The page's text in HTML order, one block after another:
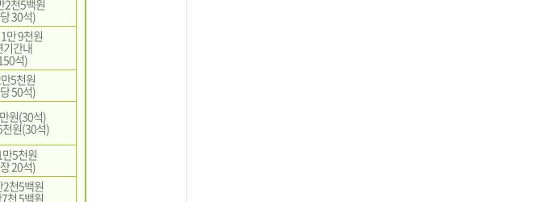
2천5백원
30석)
만 9천원
기간내
석)
5천원
50석)
원(30석)
천원(30석)
5천원
20석)
2천5백원
천 5백원